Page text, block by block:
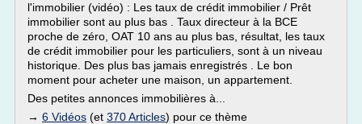
l'immobilier (vidéo) : Les taux de crédit immobilier / Prêt
immobilier sont au plus bas . Taux directeur à la BCE
proche de zéro, OAT 10 ans au plus bas, résultat, les taux
de crédit immobilier pour les particuliers, sont à un niveau
historique. Des plus bas jamais enregistrés . Le bon
moment pour acheter une maison, un appartement.
Des petites annonces immobilières à...
→ 6 Vidéos (et 370 Articles) pour ce thème